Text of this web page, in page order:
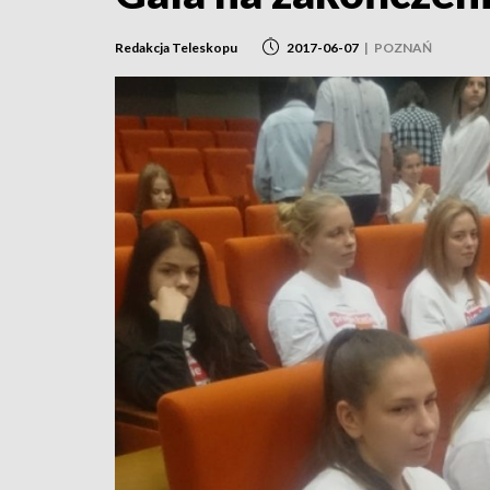
Redakcja Teleskopu 2017-06-07 | POZNAŃ